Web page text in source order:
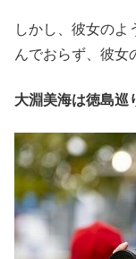
しかし、彼女のよ
んでおらず、彼女
大淵美海は徳島巡